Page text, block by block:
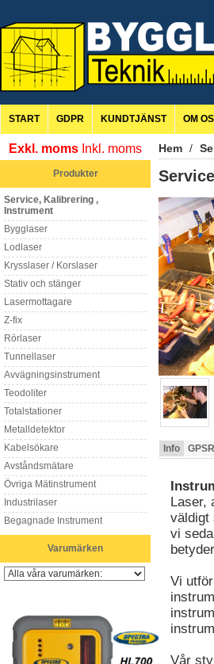
START GDPR KUNDTJÄNST OM
Exkl. moms Inkl. moms
Produkter
Service, Kalibrering ,
Instrument
Bygglaser
Lodlaser
Krysslaser / Korslaser
Stativ och stänger
Lasermottagare
Z-fix
Rörlaser
Tunnellaser
Avvägningsinstrument
Teodoliter
Totalstationer
Metalldetektor
Kabelsökare
Avståndsmätare
Övriga Mätinstrument
Industrilaser
Begagnade Instrument
Varumärken
Hem /
Info GPSR
Laser,
väldigt
vi
Vi
Vår